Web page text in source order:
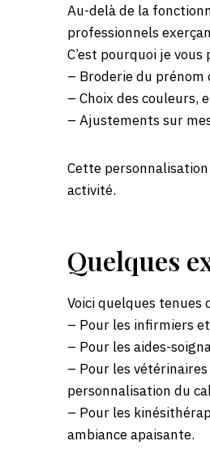
Au-delà de la
professionnels
C’est pourquoi je
– Broderie du prénom
– Choix des couleurs,
– Ajustements sur
Cette
activité.
Quelques
Voici quelques
– Pour les infirmiers
– Pour les aides-
– Pour les
personnalisation du
– Pour les
ambiance apaisante.